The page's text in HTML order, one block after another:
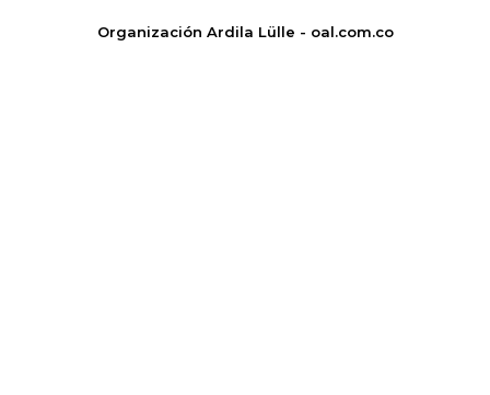
Organización Ardila Lülle - oal.com.co